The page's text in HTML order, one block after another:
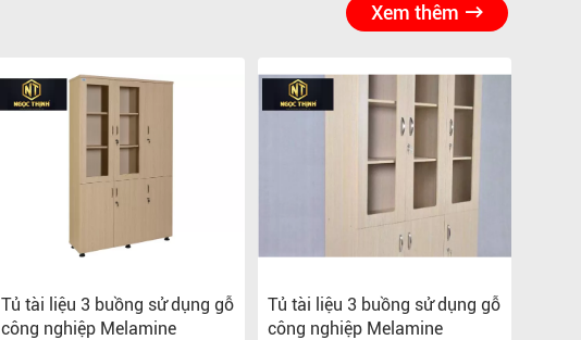
Xem thêm
Tủ tài liệu 3 buồng sử dụng gỗ
công nghiệp Melamine
Tủ tài liệu 3 buồng sử dụng gỗ
công nghiệp Melamine